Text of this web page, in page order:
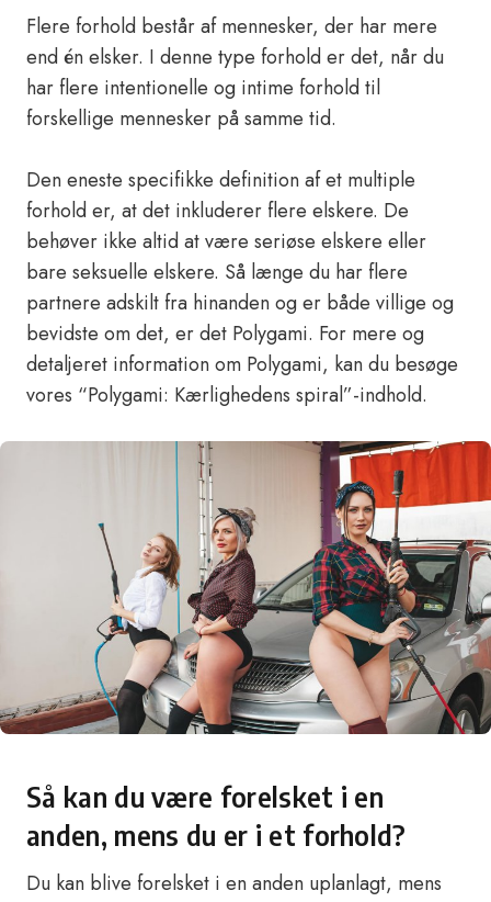
Flere forhold består af mennesker, der har mere
end én elsker. I denne type forhold er det, når du
har flere intentionelle og intime forhold til
forskellige mennesker på samme tid.
Den eneste specifikke definition af et multiple
forhold er, at det inkluderer flere elskere. De
behøver ikke altid at være seriøse elskere eller
bare seksuelle elskere. Så længe du har flere
partnere adskilt fra hinanden og er både villige og
bevidste om det, er det Polygami. For mere og
detaljeret information om Polygami, kan du besøge
vores “Polygami: Kærlighedens spiral”-indhold.
Så kan du være forelsket i en
anden, mens du er i et forhold?
Du kan blive forelsket i en anden uplanlagt, mens